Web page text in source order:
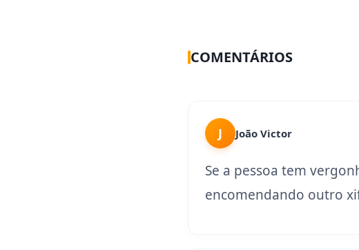
COMENTÁRIOS
J João Victor
Se a pessoa tem
encomendando outro